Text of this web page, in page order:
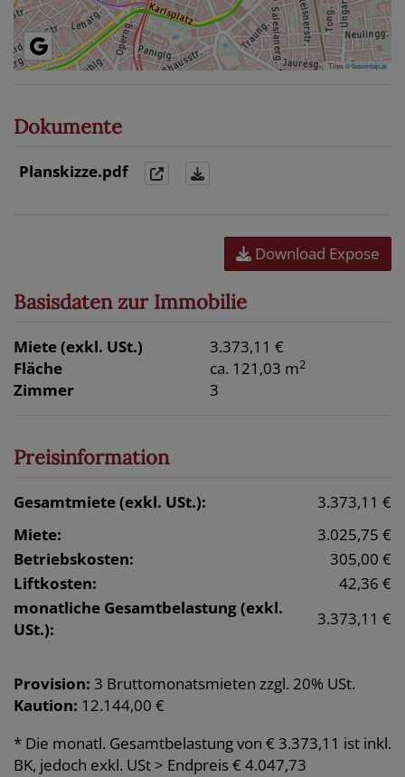
Tiles ©basemap.at
Dokumente
Planskizze.pdf
Download Expose
Basisdaten zur Immobilie
Miete (exkl. USt.)
3.373,11 €
Fläche
ca. 121,03 m2
Zimmer 3
Preisinformation
Gesamtmiete (exkl. USt.):
3.373,11 €
Miete:
3.025,75 €
Betriebskosten:
305,00 €
Liftkosten:
42,36 €
monatliche Gesamtbelastung (exkl.
USt.):
3.373,11 €
Provision: 3 Bruttomonatsmieten zzgl. 20% USt.
Kaution: 12.144,00 €
* Die monatl. Gesamtbelastung von € 3.373,11 ist inkl.
BK, jedoch exkl. USt > Endpreis € 4.047,73